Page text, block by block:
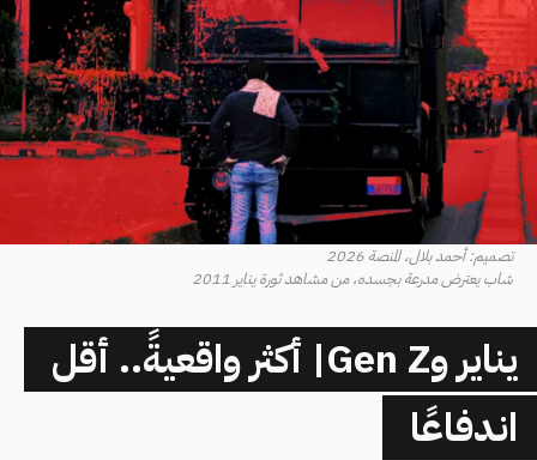
تصميم: أحمد بلال، المنصة 2026
شاب يعترض مدرعة بجسده، من مشاهد ثورة يناير 2011
يناير وGen Z| أكثر واقعيةً.. أقل
اندفاعًا